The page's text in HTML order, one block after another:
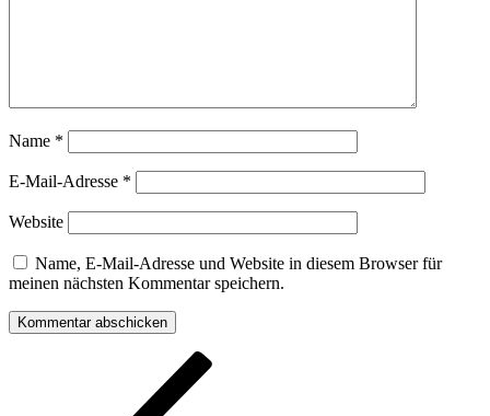
Name *
E-Mail-Adresse *
Website
Name, E-Mail-Adresse und Website in diesem Browser für
meinen nächsten Kommentar speichern.
Beitragsnavigation